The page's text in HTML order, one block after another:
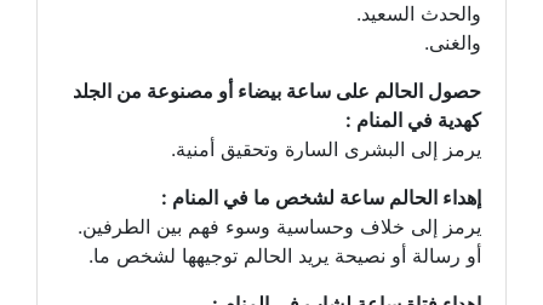
والحدث السعيد.
والغنى.
حصول الحالم على ساعة بيضاء أو مصنوعة من الجلد
كهدية في المنام :
يرمز إلى البشرى السارة وتحقيق أمنية.
إهداء الحالم ساعة لشخص ما في المنام :
يرمز إلى خلاف وحساسية وسوء فهم بين الطرفين.
أو رسالة أو نصيحة يريد الحالم توجيهها لشخص ما.